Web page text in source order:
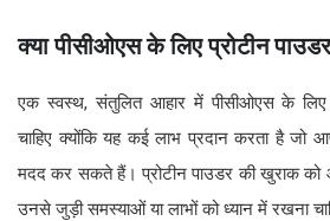
क्या पीसीओएस के लिए प्रोटीन
एक स्वस्थ, संतुलित आहार में पीसीओएस के लिए
चाहिए क्योंकि यह कई लाभ प्रदान करता है जो
मदद कर सकते हैं। प्रोटीन पाउडर की खुराक को
उनसे जुड़ी समस्याओं या लाभों को ध्यान में रखना